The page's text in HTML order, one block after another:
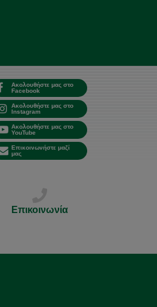
Ακολουθήστε μας στο
Facebook
Ακολουθήστε μας στο
Instagram
Ακολουθήστε μας στο
YouTube
Επικοινωνήστε μαζί
μας
Επικοινωνία